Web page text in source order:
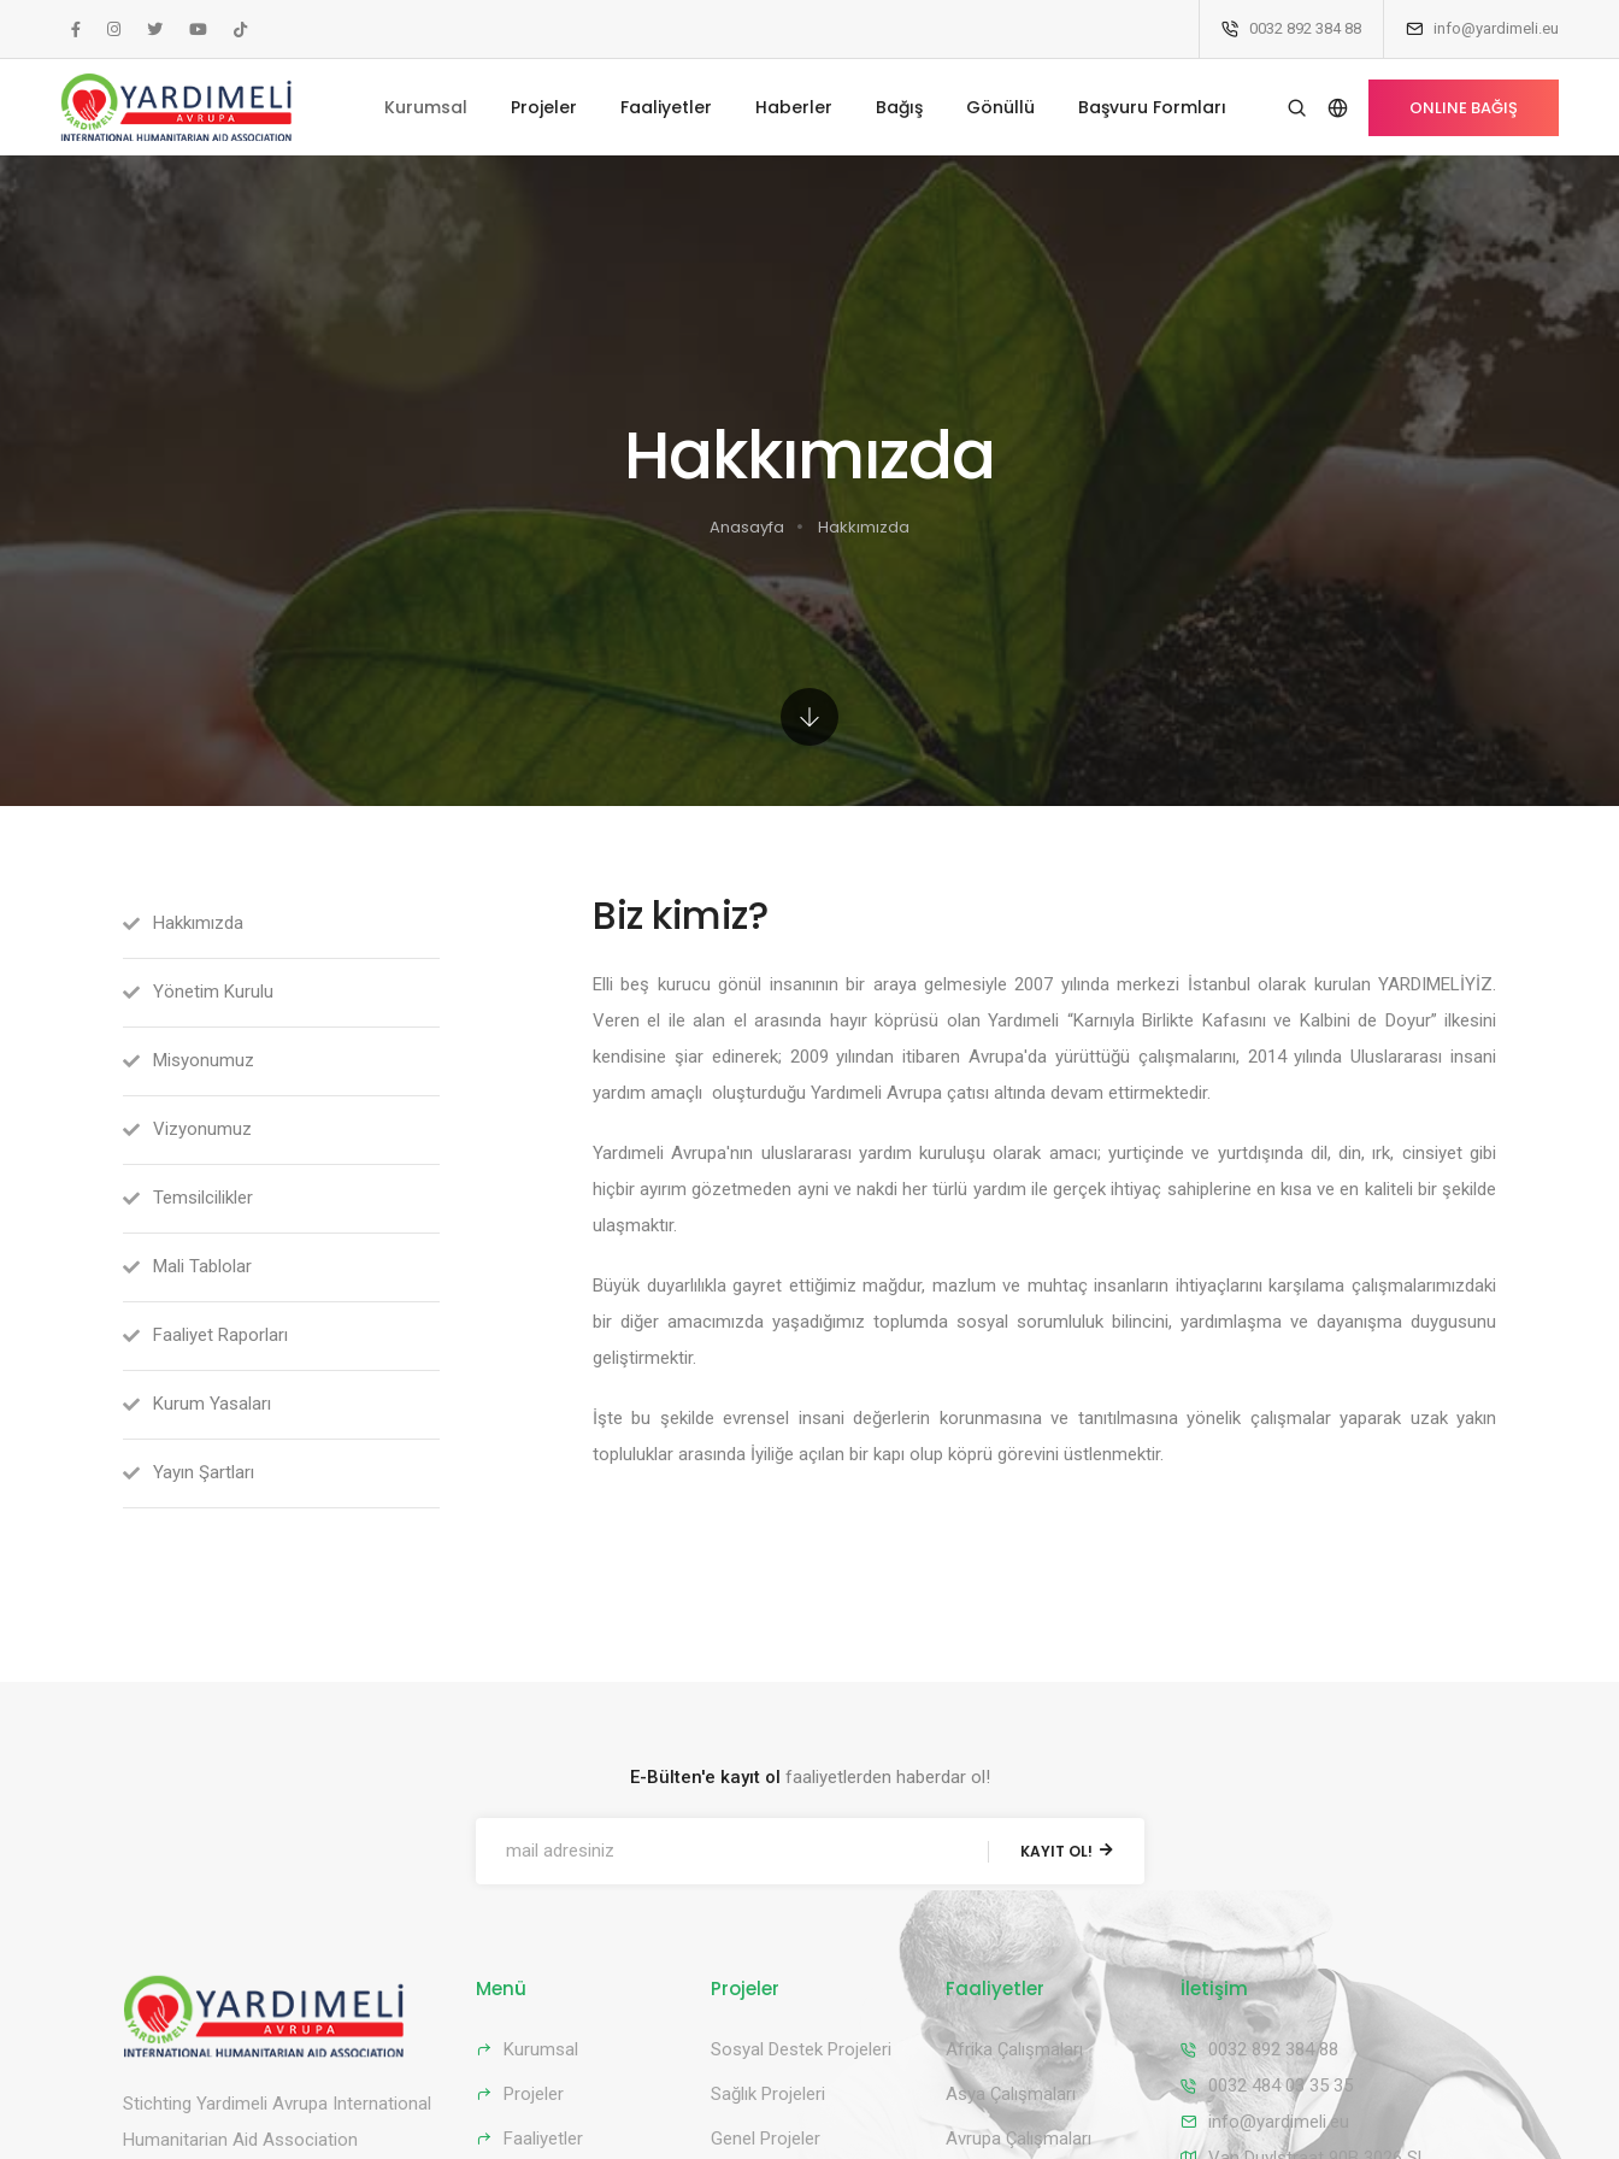
0032 892 384 88 info@yardimeli.eu
Kurumsal Projeler Faaliyetler Haberler Bağış Gönüllü Başvuru Formları ONLINE BAĞIŞ
Hakkımızda
Anasayfa Hakkımızda
Hakkımızda
Yönetim Kurulu
Misyonumuz
Vizyonumuz
Temsilcilikler
Mali Tablolar
Faaliyet Raporları
Kurum Yasaları
Yayın Şartları
Biz kimiz?
Elli beş kurucu gönül insanının bir araya gelmesiyle 2007 yılında merkezi İstanbul olarak kurulan YARDIMELİYİZ.
Veren el ile alan el arasında hayır köprüsü olan Yardımeli “Karnıyla Birlikte Kafasını ve Kalbini de Doyur” ilkesini
kendisine şiar edinerek; 2009 yılından itibaren Avrupa'da yürüttüğü çalışmalarını, 2014 yılında Uluslararası insani
yardım amaçlı oluşturduğu Yardımeli Avrupa çatısı altında devam ettirmektedir.
Yardımeli Avrupa'nın uluslararası yardım kuruluşu olarak amacı; yurtiçinde ve yurtdışında dil, din, ırk, cinsiyet gibi
hiçbir ayırım gözetmeden ayni ve nakdi her türlü yardım ile gerçek ihtiyaç sahiplerine en kısa ve en kaliteli bir şekilde
ulaşmaktır.
Büyük duyarlılıkla gayret ettiğimiz mağdur, mazlum ve muhtaç insanların ihtiyaçlarını karşılama çalışmalarımızdaki
bir diğer amacımızda yaşadığımız toplumda sosyal sorumluluk bilincini, yardımlaşma ve dayanışma duygusunu
geliştirmektir.
İşte bu şekilde evrensel insani değerlerin korunmasına ve tanıtılmasına yönelik çalışmalar yaparak uzak yakın
topluluklar arasında İyiliğe açılan bir kapı olup köprü görevini üstlenmektir.
E-Bülten'e kayıt ol faaliyetlerden haberdar ol!
KAYIT OL!
Stichting Yardimeli Avrupa International
Humanitarian Aid Association
Menü
Kurumsal
Projeler
Faaliyetler
Projeler
Sosyal Destek Projeleri
Sağlık Projeleri
Genel Projeler
Faaliyetler
Afrika Çalışmaları
Asya Çalışmaları
Avrupa Çalışmaları
İletişim
0032 892 384 88
0032 484 03 35 35
info@yardimeli.eu